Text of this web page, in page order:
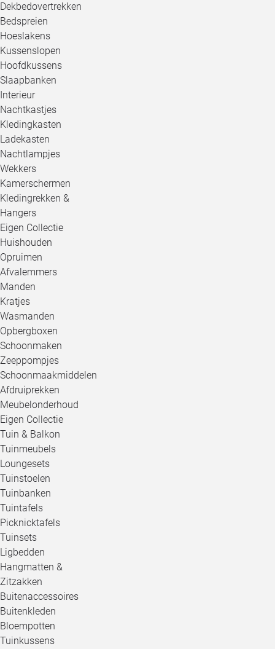
Dekbedovertrekken
Bedspreien
Hoeslakens
Kussenslopen
Hoofdkussens
Slaapbanken
Interieur
Nachtkastjes
Kledingkasten
Ladekasten
Nachtlampjes
Wekkers
Kamerschermen
Kledingrekken &
Hangers
Eigen Collectie
Huishouden
Opruimen
Afvalemmers
Manden
Kratjes
Wasmanden
Opbergboxen
Schoonmaken
Zeeppompjes
Schoonmaakmiddelen
Afdruiprekken
Meubelonderhoud
Eigen Collectie
Tuin & Balkon
Tuinmeubels
Loungesets
Tuinstoelen
Tuinbanken
Tuintafels
Picknicktafels
Tuinsets
Ligbedden
Hangmatten &
Zitzakken
Buitenaccessoires
Buitenkleden
Bloempotten
Tuinkussens